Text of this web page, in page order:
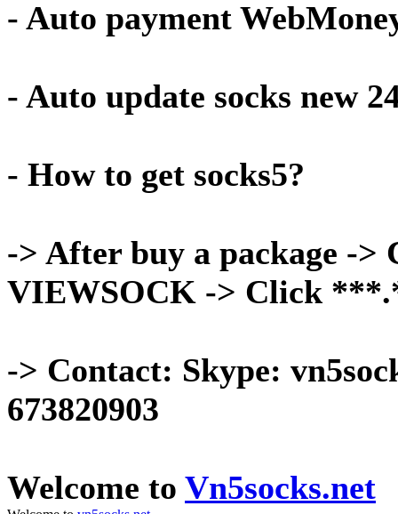
- Auto payment
- Auto update socks new
- How to get socks5?
-> After buy a package -
VIEWSOCK -> Click
-> Contact: Skype:
673820903
Welcome to Vn5socks.net